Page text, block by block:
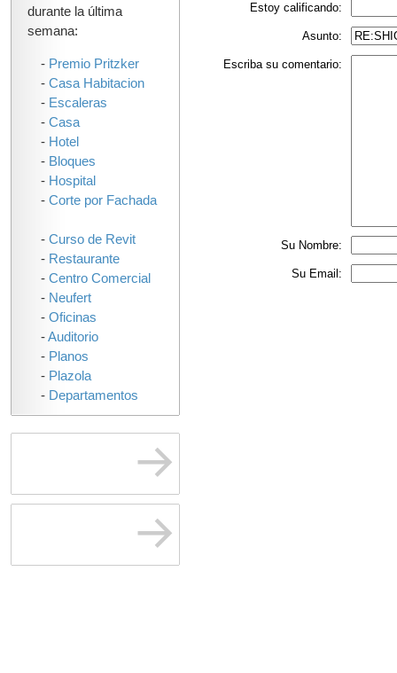
Estoy calificando:
Asunto:
Escriba su comentario:
Su Nombre:
Su Email:
durante la última
semana:
- Premio Pritzker
- Casa Habitacion
- Escaleras
- Casa
- Hotel
- Bloques
- Hospital
- Corte por Fachada
- Curso de Revit
- Restaurante
- Centro Comercial
- Neufert
- Oficinas
-Auditorio
- Planos
- Plazola
- Departamentos